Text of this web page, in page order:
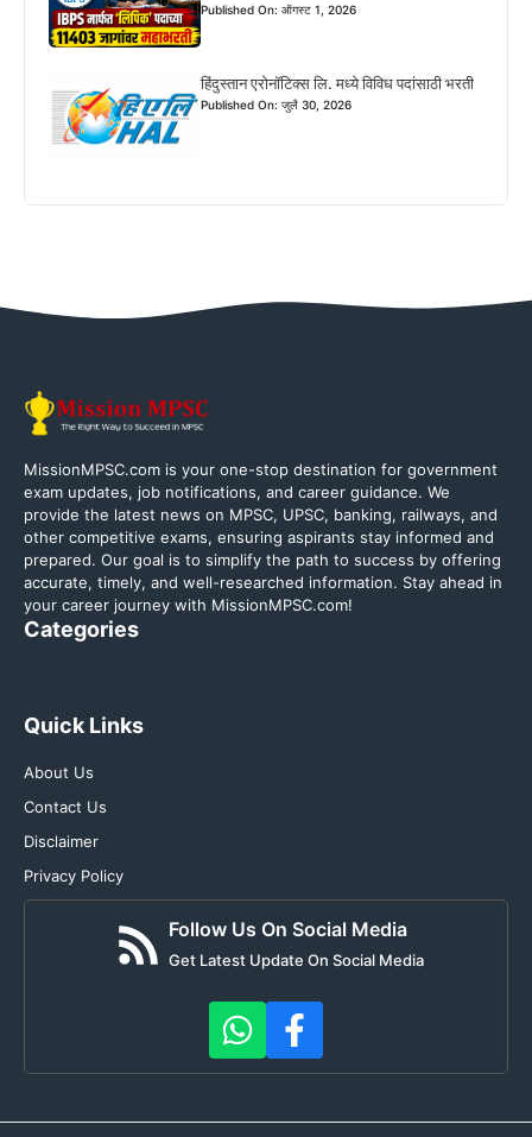
Published On: ऑगस्ट 1, 2026
हिंदुस्तान एरोनॉटिक्स लि. मध्ये विविध पदांसाठी भरती
Published On: जुलै 30, 2026
MissionMPSC.com is your one-stop destination for government
exam updates, job notifications, and career guidance. We
provide the latest news on MPSC, UPSC, banking, railways, and
other competitive exams, ensuring aspirants stay informed and
prepared. Our goal is to simplify the path to success by offering
accurate, timely, and well-researched information. Stay ahead in
your career journey with MissionMPSC.com!
Categories
Quick Links
About Us
Contact Us
Disclaimer
Privacy Policy
Follow Us On Social Media
Get Latest Update On Social Media